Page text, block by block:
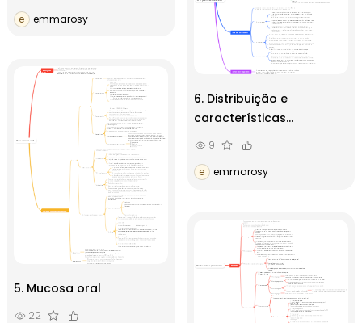
e
emmarosy
6. Distribuição e
características
histológicas das
9
e
emmarosy
5. Mucosa oral
22